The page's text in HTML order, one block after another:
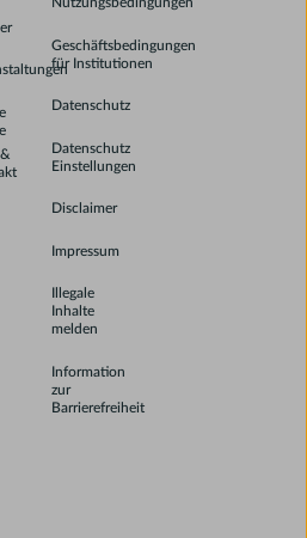
Geschäftsbedingungen
für Institutionen
Datenschutz
Datenschutz
Einstellungen
Disclaimer
Impressum
Illegale
Inhalte
melden
Information
zur
Barrierefreiheit
Get it on Google